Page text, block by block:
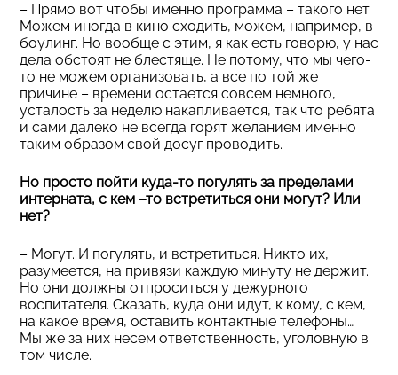
– Прямо вот чтобы именно программа – такого нет.
Можем иногда в кино сходить, можем, например, в
боулинг. Но вообще с этим, я как есть говорю, у нас
дела обстоят не блестяще. Не потому, что мы чего-
то не можем организовать, а все по той же
причине – времени остается совсем немного,
усталость за неделю накапливается, так что ребята
и сами далеко не всегда горят желанием именно
таким образом свой досуг проводить.
Но просто пойти куда-то погулять за пределами
интерната, с кем –то встретиться они могут? Или
нет?
– Могут. И погулять, и встретиться. Никто их,
разумеется, на привязи каждую минуту не держит.
Но они должны отпроситься у дежурного
воспитателя. Сказать, куда они идут, к кому, с кем,
на какое время, оставить контактные телефоны…
Мы же за них несем ответственность, уголовную в
том числе.